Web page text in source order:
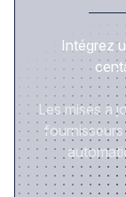
Intégrez
Les mises à